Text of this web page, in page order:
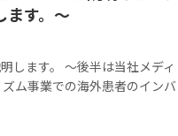
ます。～
します。 ～後半は当社メディ
ム事業での海外患者のインバ